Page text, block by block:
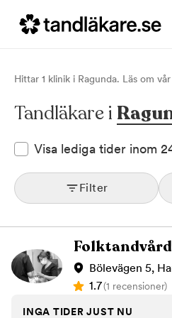
Hittar 1 klinik i Ragunda. Läs om vår
Tandläkare i
Visa lediga tider inom
Filter
Bölevägen 5,
1.7(1 recensioner)
INGA TIDER JUST NU